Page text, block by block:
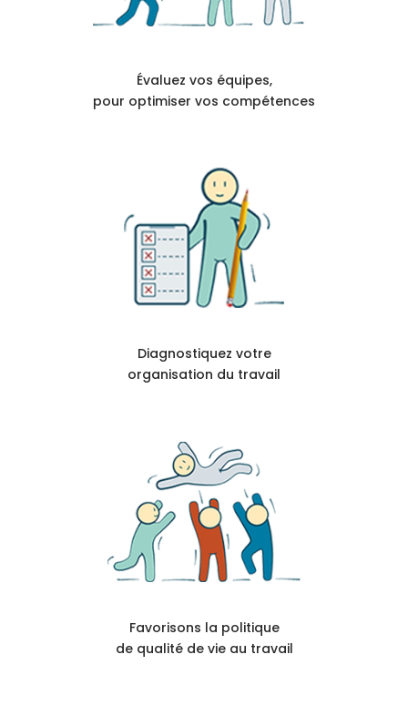
Évaluez vos équipes,
pour optimiser vos compétences
Diagnostiquez votre
organisation du travail
Favorisons la politique
de qualité de vie au travail